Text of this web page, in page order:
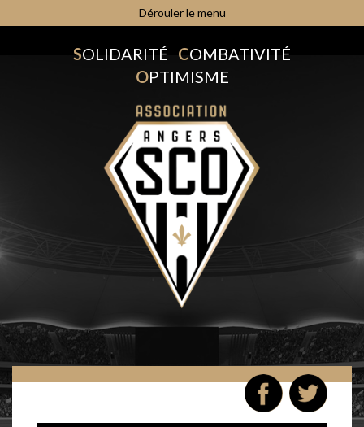
Dérouler le menu
SOLIDARITÉ COMBATIVITÉ
OPTIMISME